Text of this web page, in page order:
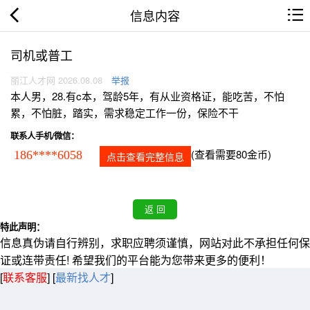
信息内容
司机或普工
丽江人才网 2026.08.08 举报
本人男，28.有c本，驾龄5年，有从业资格证，能吃苦，不怕
累，不怕脏，踏实，需求稳定工作一份，保险不干
联系人手机/微信：
186****6058 点击查看完整信息 (查看需要80金币)
特此声明：
信息真伪请自行辨别，求职应聘须谨慎，网站对此不承担任何保
证或连带责任! 希望我们的平台能为您带来更多的便利！
[联系客服] [最新找人才]